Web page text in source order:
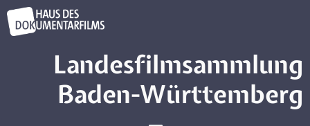
Landesfilmsammlung
Baden-Württemberg